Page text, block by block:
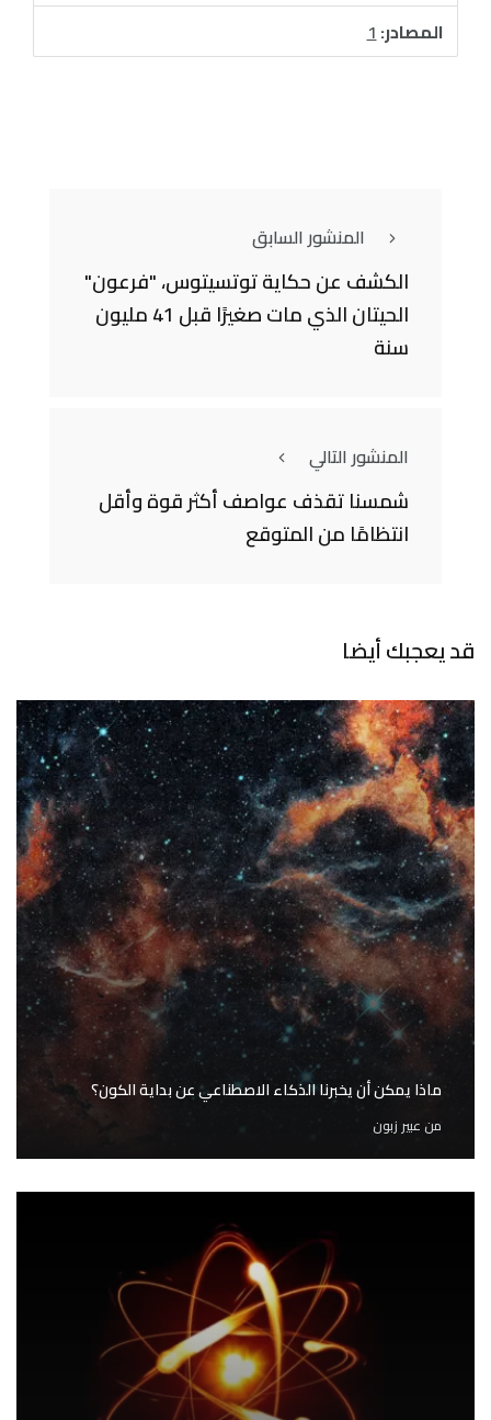
المصادر:1
المنشور السابق
الكشف عن حكاية توتسيتوس، "فرعون"
الحيتان الذي مات صغيرًا قبل 41 مليون
سنة
المنشور التالي
شمسنا تقذف عواصف أكثر قوة وأقل
انتظامًا من المتوقع
قد يعجبك أيضا
ماذا يمكن أن يخبرنا الذكاء الاصطناعي عن بداية الكون؟
من عبير زبون